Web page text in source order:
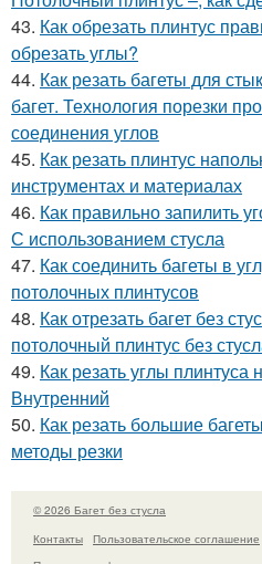
43. Как обрезать плинтус
обрезать углы?
44. Как резать багеты для
багет. Технология порезки
соединения углов
45. Как резать плинтус
инструментах и материалах
46. Как правильно запилить
С использованием стусла
47. Как соединить багеты в
потолочных плинтусов
48. Как отрезать багет без
потолочный плинтус без
49. Как резать углы плинтуса
Внутренний
50. Как резать большие
методы резки
© 2026 Багет без стусла
Контакты
Пользовательское соглашение